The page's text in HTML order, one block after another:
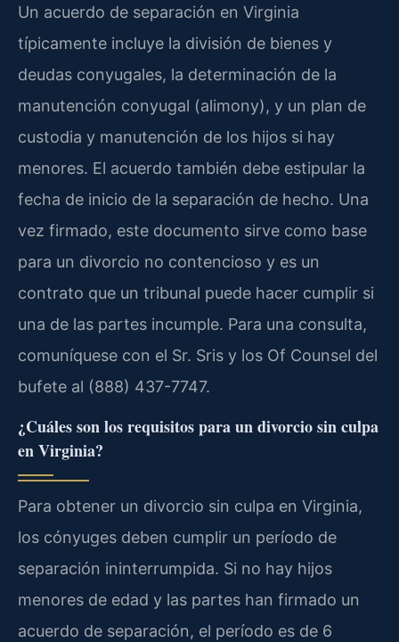
Un acuerdo de separación en Virginia
típicamente incluye la división de bienes y
deudas conyugales, la determinación de la
manutención conyugal (alimony), y un plan de
custodia y manutención de los hijos si hay
menores. El acuerdo también debe estipular la
fecha de inicio de la separación de hecho. Una
vez firmado, este documento sirve como base
para un divorcio no contencioso y es un
contrato que un tribunal puede hacer cumplir si
una de las partes incumple. Para una consulta,
comuníquese con el Sr. Sris y los Of Counsel del
bufete al (888) 437-7747.
¿Cuáles son los requisitos para un divorcio sin culpa
en Virginia?
Para obtener un divorcio sin culpa en Virginia,
los cónyuges deben cumplir un período de
separación ininterrumpida. Si no hay hijos
menores de edad y las partes han firmado un
acuerdo de separación, el período es de 6